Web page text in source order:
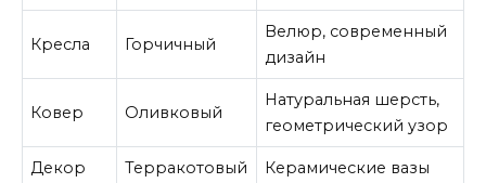
Кресла Горчичный
Велюр, современный
дизайн
Ковер Оливковый
Натуральная шерсть,
геометрический узор
Декор Терракотовый Керамические вазы